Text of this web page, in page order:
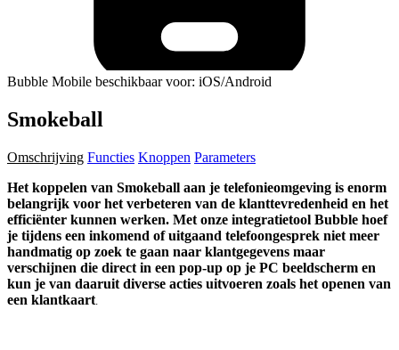
Bubble Mobile beschikbaar voor: iOS/Android
Smokeball
Omschrijving Functies Knoppen Parameters
Het koppelen van Smokeball aan je telefonieomgeving is enorm
belangrijk voor het verbeteren van de klanttevredenheid en het
efficiënter kunnen werken. Met onze integratietool Bubble hoef
je tijdens een inkomend of uitgaand telefoongesprek niet meer
handmatig op zoek te gaan naar klantgegevens maar
verschijnen die direct in een pop-up op je PC beeldscherm en
kun je van daaruit diverse acties uitvoeren zoals het openen van
een klantkaart